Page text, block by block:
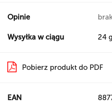
Opinie
Wysyłka w ciągu 24
Pobierz produkt do PDF
EAN